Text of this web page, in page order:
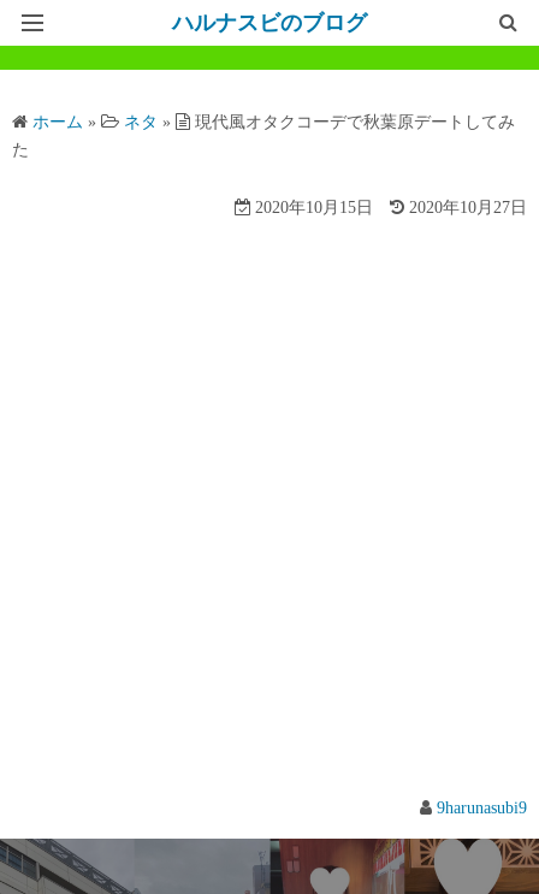
ハルナスビのブログ
記事一覧
ホームページ
ホーム » ネタ »
現代風オタクコーデで秋葉原デートしてみ
た
2020年10月15日 2020年10月27日
9harunasubi9